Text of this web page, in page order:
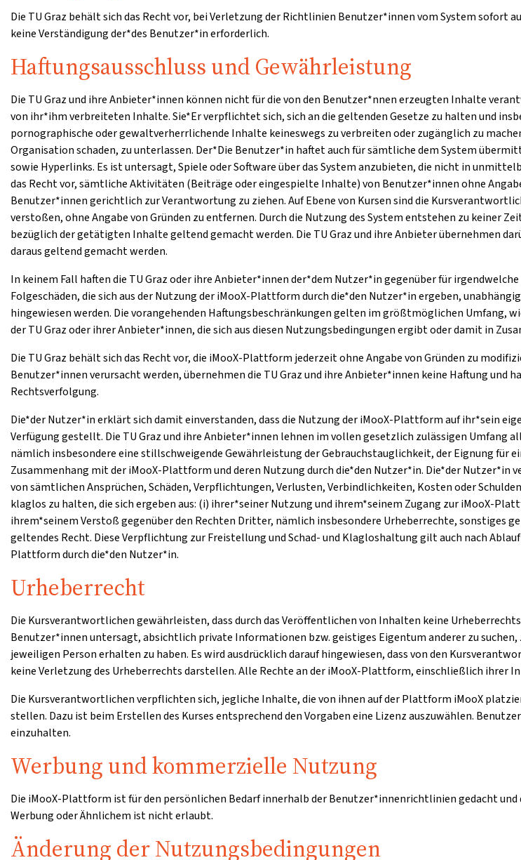
Die TU Graz behält sich das Recht vor, bei Verletzung der Richtlinien Benutzer*innen vom System sofort
keine Verständigung der*des Benutzer*in erforderlich.
Haftungsausschluss und Gewährleistung
Die TU Graz und ihre Anbieter*innen können nicht für die von den Benutzer*nnen erzeugten Inhalte
von ihr*ihm verbreiteten Inhalte. Sie*Er verpflichtet sich, sich an die geltenden Gesetze zu halten und
pornographische oder gewaltverherrlichende Inhalte keineswegs zu verbreiten oder zugänglich zu
Organisation schaden, zu unterlassen. Der*Die Benutzer*in haftet auch für sämtliche dem System
sowie Hyperlinks. Es ist untersagt, Spiele oder Software über das System anzubieten, die nicht in
das Recht vor, sämtliche Aktivitäten (Beiträge oder eingespielte Inhalte) von Benutzer*innen ohne
Benutzer*innen gerichtlich zur Verantwortung zu ziehen. Auf Ebene von Kursen sind die
verstoßen, ohne Angabe von Gründen zu entfernen. Durch die Nutzung des System entstehen zu keiner
bezüglich der getätigten Inhalte geltend gemacht werden. Die TU Graz und ihre Anbieter übernehmen
daraus geltend gemacht werden.
In keinem Fall haften die TU Graz oder ihre Anbieter*innen der*dem Nutzer*in gegenüber für
Folgeschäden, die sich aus der Nutzung der iMooX-Plattform durch die*den Nutzer*in ergeben,
hingewiesen werden. Die vorangehenden Haftungsbeschränkungen gelten im größtmöglichen Umfang,
der TU Graz oder ihrer Anbieter*innen, die sich aus diesen Nutzungsbedingungen ergibt oder damit in
Die TU Graz behält sich das Recht vor, die iMooX-Plattform jederzeit ohne Angabe von Gründen zu
Benutzer*innen verursacht werden, übernehmen die TU Graz und ihre Anbieter*innen keine Haftung und
Rechtsverfolgung.
Die*der Nutzer*in erklärt sich damit einverstanden, dass die Nutzung der iMooX-Plattform auf ihr*sein
Verfügung gestellt. Die TU Graz und ihre Anbieter*innen lehnen im vollen gesetzlich zulässigen Umfang
nämlich insbesondere eine stillschweigende Gewährleistung der Gebrauchstauglichkeit, der Eignung
Zusammenhang mit der iMooX-Plattform und deren Nutzung durch die*den Nutzer*in. Die*der
von sämtlichen Ansprüchen, Schäden, Verpflichtungen, Verlusten, Verbindlichkeiten, Kosten oder
klaglos zu halten, die sich ergeben aus: (i) ihrer*seiner Nutzung und ihrem*seinem Zugang zur iMooX-
ihrem*seinem Verstoß gegenüber den Rechten Dritter, nämlich insbesondere Urheberrechte, sonstiges
geltendes Recht. Diese Verpflichtung zur Freistellung und Schad- und Klagloshaltung gilt auch nach
Plattform durch die*den Nutzer*in.
Urheberrecht
Die Kursverantwortlichen gewährleisten, dass durch das Veröffentlichen von Inhalten keine
Benutzer*innen untersagt, absichtlich private Informationen bzw. geistiges Eigentum anderer zu
jeweiligen Person erhalten zu haben. Es wird ausdrücklich darauf hingewiesen, dass von den
keine Verletzung des Urheberrechts darstellen. Alle Rechte an der iMooX-Plattform, einschließlich ihrer
Die Kursverantwortlichen verpflichten sich, jegliche Inhalte, die von ihnen auf der Plattform iMooX
stellen. Dazu ist beim Erstellen des Kurses entsprechend den Vorgaben eine Lizenz auszuwählen.
einzuhalten.
Werbung und kommerzielle Nutzung
Die iMooX-Plattform ist für den persönlichen Bedarf innerhalb der Benutzer*innenrichtlinien gedacht
Werbung oder Ähnlichem ist nicht erlaubt.
Änderung der Nutzungsbedingungen